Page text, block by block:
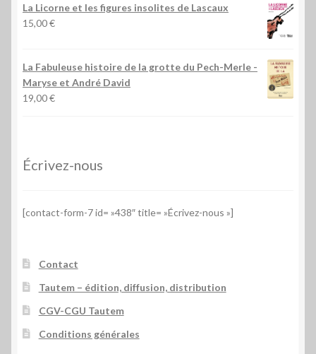
La Licorne et les figures insolites de Lascaux
15,00€
La Fabuleuse histoire de la grotte du Pech-Merle -
Maryse et André David
19,00€
Écrivez-nous
[contact-form-7 id= »438″ title= »Écrivez-nous »]
Contact
Tautem – édition, diffusion, distribution
CGV-CGU Tautem
Conditions générales